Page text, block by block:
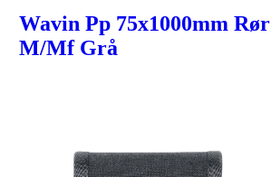
Wavin Pp 75x1000mm Rør
M/Mf Grå